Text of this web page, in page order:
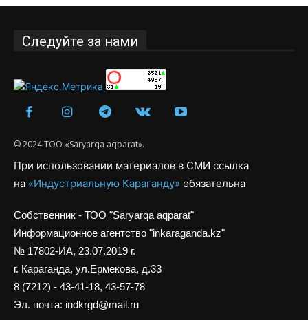
Следуйте за нами
© 2024 ТОО «Saryarqa aqparat».
При использовании материалов в СМИ ссылка
на «Индустриальную Караганду» обязательна
Собственник - ТОО "Saryarqa aqparat"
Информационное агентство "inkaraganda.kz"
№ 17802-ИА, 23.07.2019 г.
г. Караганда, ул.Ермекова, д.33
8 (7212) - 43-41-18, 43-57-78
Эл. почта: indkrgd@mail.ru